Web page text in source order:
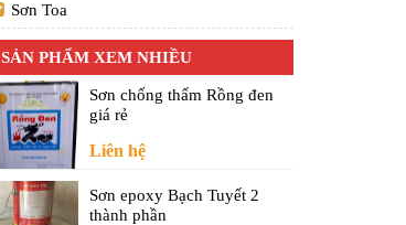
Sơn Toa
SẢN PHẨM XEM NHIỀU
Sơn chống thấm Rồng đen
giá rẻ
Liên hệ
Sơn epoxy Bạch Tuyết 2
thành phần